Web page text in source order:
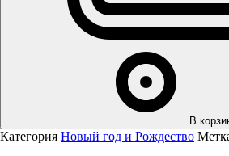
В
Категория Новый год и Рождество